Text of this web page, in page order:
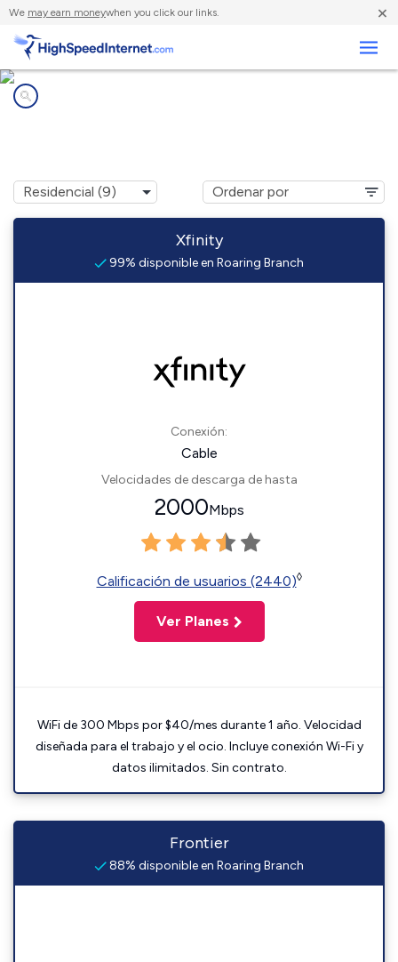
We may earn moneywhen you click our links. ×
Xfinity
99% disponible en Roaring Branch
Conexión:
Cable
Velocidades de descarga de hasta
2000Mbps
Calificación de usuarios (2440)◊
Ver Planes
WiFi de 300 Mbps por $40/mes durante 1 año. Velocidad
diseñada para el trabajo y el ocio. Incluye conexión Wi-Fi y
datos ilimitados. Sin contrato.
Frontier
88% disponible en Roaring Branch